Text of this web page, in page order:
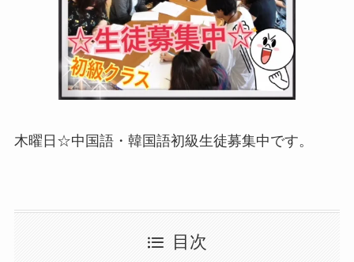
木曜日☆中国語・韓国語初級生徒募集中です。
目次